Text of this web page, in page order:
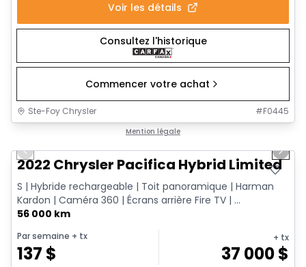
Voir les détails
Consultez l'historique
Commencer votre achat
Ste-Foy Chrysler #F0445
Mention légale
Previous slide Next
2022 Chrysler Pacifica Hybrid Limited
S | Hybride rechargeable | Toit panoramique | Harman
Kardon | Caméra 360 | Écrans arrière Fire TV | ...
56 000 km
Par semaine + tx
137 $
+ tx
37 000$